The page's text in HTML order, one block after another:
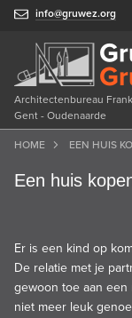
info@gruwez.org
Architectenbureau
Gent - Oudenaarde
HOME EEN HUIS
Een huis
Er is een kind op
De relatie met je
gewoon toe aan
niet meer leuk